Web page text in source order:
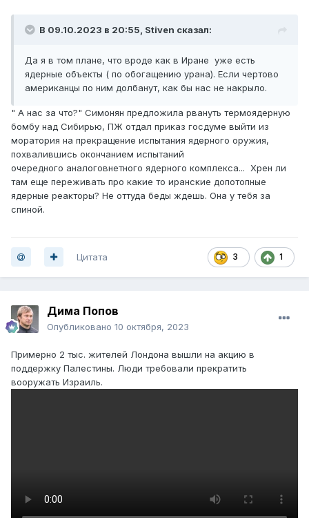
В 09.10.2023 в 20:55, Stiven сказал:
Да я в том плане, что вроде как в Иране уже есть
ядерные объекты ( по обогащению урана). Если чертово
американцы по ним долбанут, как бы нас не накрыло.
" А нас за что?" Симонян предложила рвануть термоядерную
бомбу над Сибирью, ПЖ отдал приказ госдуме выйти из
моратория на прекращение испытания ядерного оружия,
похвалившись окончанием испытаний
очередного аналоговнетного ядерного комплекса... Хрен ли
там еще переживать про какие то иранские допотопные
ядерные реакторы? Не оттуда беды ждешь. Она у тебя за
спиной.
3 1
Цитата
Дима Попов
Опубликовано 10 октября, 2023
Примерно 2 тыс. жителей Лондона вышли на акцию в
поддержку Палестины. Люди требовали прекратить
вооружать Израиль.